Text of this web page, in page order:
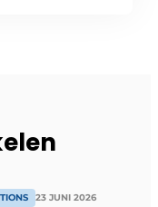
23 JUNI 2026